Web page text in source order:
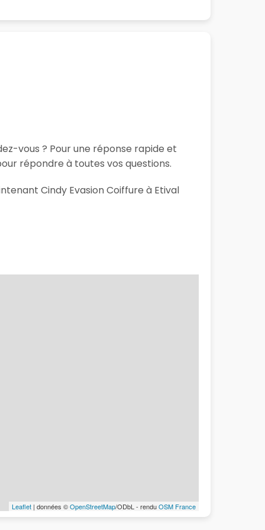
vous ? Pour une réponse rapide et
répondre à toutes vos questions.
Cindy Evasion Coiffure à Etival
Leaflet | données ©OpenStreetMap/ODbL - renduOSM France